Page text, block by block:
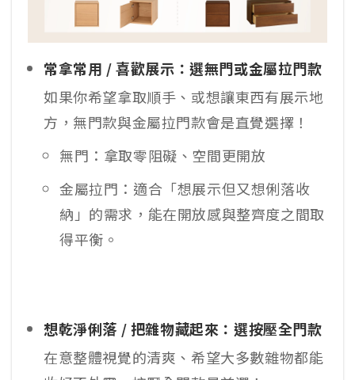
常拿常用 / 喜歡展示：選無門或金屬拉門款
如果你希望拿取順手、或想讓東西有展示地
方，無門款與金屬拉門款會是直覺選擇！
無門：拿取零阻礙、空間更開放
金屬拉門：適合「想展示但又想俐落收
納」的需求，能在開放感與整齊度之間取
得平衡。
想乾淨俐落 / 把雜物藏起來：選按壓全門款
在意整體視覺的清爽、希望大多數雜物都能